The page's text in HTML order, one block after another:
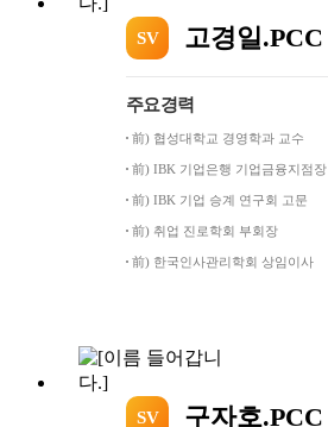
SV 고경일.PCC
주요경력
前) 협성대학교 경영학과 교수
前) IBK 기업은행 기업금융지점장
前) IBK 기업 승계 연구회 고문
前) 취업 진로학회 부회장
前) 한국인사관리학회 상임이사
SV 구자호.PCC